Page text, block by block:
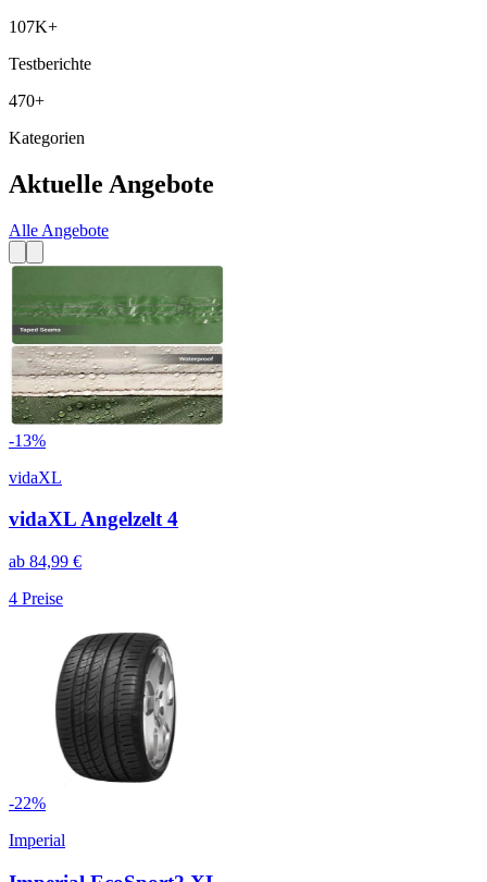
107K+
Testberichte
470+
Kategorien
Aktuelle Angebote
Alle Angebote
-13%
vidaXL
vidaXL Angelzelt 4
ab 84,99 €
4 Preise
-22%
Imperial